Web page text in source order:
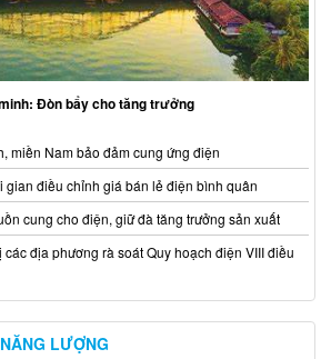
Đòn bẩy cho tăng trưởng
miền Nam bảo đảm cung ứng điện
gian điều chỉnh giá bán lẻ điện bình quân
cung cho điện, giữ đà tăng trưởng sản xuất
địa phương rà soát Quy hoạch điện VIII điều
LƯỢNG